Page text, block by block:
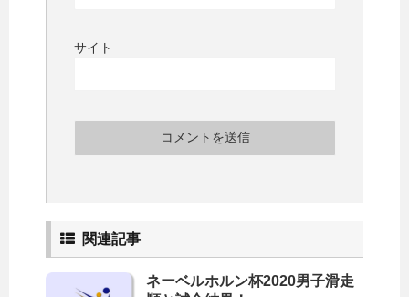
サイト
関連記事
ネーベルホルン杯2020男子滑走